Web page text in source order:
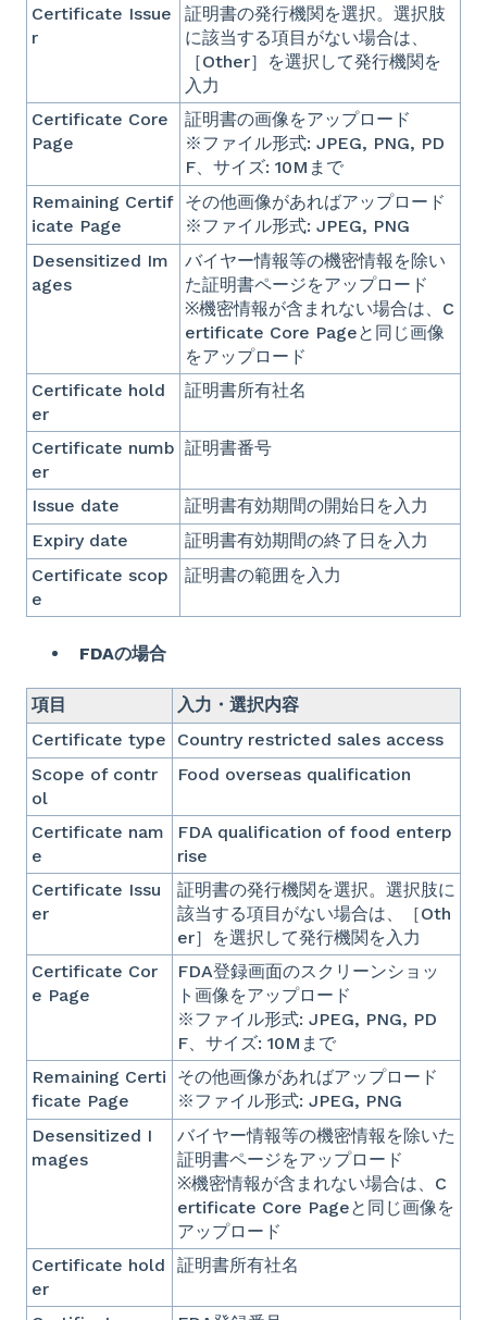
Certificate Issue
r
証明書の発行機関を選択。選択肢
に該当する項目がない場合は、
［Other］を選択して発行機関を
入力
Certificate Core
Page
証明書の画像をアップロード
※ファイル形式: JPEG, PNG, PD
F、サイズ: 10Mまで
Remaining Certif
icate Page
その他画像があればアップロード
※ファイル形式: JPEG, PNG
Desensitized Im
ages
バイヤー情報等の機密情報を除い
た証明書ページをアップロード
※機密情報が含まれない場合は、C
ertificate Core Pageと同じ画像
をアップロード
Certificate hold
er
証明書所有社名
Certificate numb
er
証明書番号
Issue date
証明書有効期間の開始日を入力
Expiry date
証明書有効期間の終了日を入力
Certificate scop
e
証明書の範囲を入力
FDAの場合
項目
入力・選択内容
Certificate type
Country restricted sales access
Scope of contr
ol
Food overseas qualification
Certificate nam
e
FDA qualification of food enterp
rise
Certificate Issu
er
証明書の発行機関を選択。選択肢に
該当する項目がない場合は、［Oth
er］を選択して発行機関を入力
Certificate Cor
e Page
FDA登録画面のスクリーンショッ
ト画像をアップロード
※ファイル形式: JPEG, PNG, PD
F、サイズ: 10Mまで
Remaining Certi
ficate Page
その他画像があればアップロード
※ファイル形式: JPEG, PNG
Desensitized I
mages
バイヤー情報等の機密情報を除いた
証明書ページをアップロード
※機密情報が含まれない場合は、C
ertificate Core Pageと同じ画像を
アップロード
Certificate hold
er
証明書所有社名